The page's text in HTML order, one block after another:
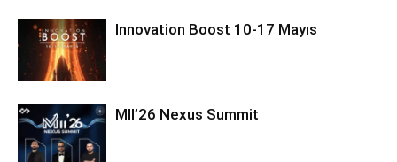
Innovation Boost 10-17 Mayıs
MII’26 Nexus Summit